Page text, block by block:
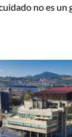
no es un